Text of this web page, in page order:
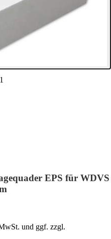
1
EPS für WDVS
und ggf. zzgl.